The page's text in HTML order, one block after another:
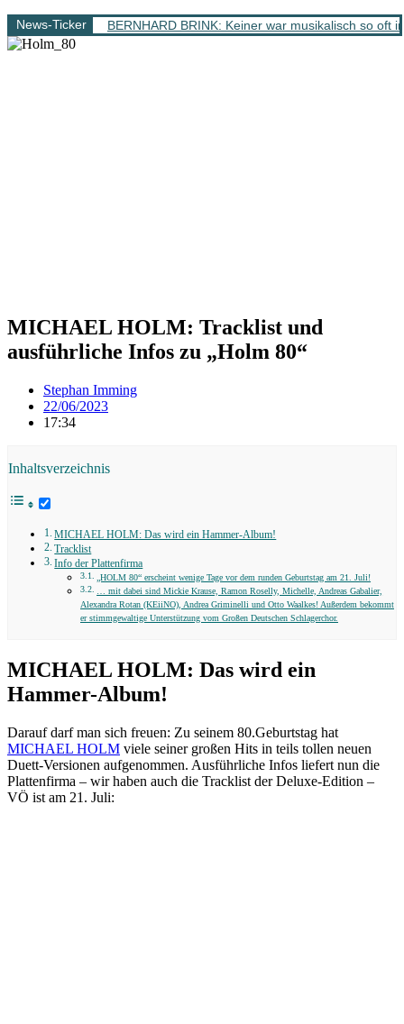
News-Ticker BERNHARD BRINK: Keiner war musikalisch so oft
MICHAEL HOLM: Tracklist und
ausführliche Infos zu „Holm 80“
Stephan Imming
22/06/2023
17:34
Inhaltsverzeichnis
MICHAEL HOLM: Das wird ein Hammer-Album!
Tracklist
Info der Plattenfirma
„HOLM 80“ erscheint wenige Tage vor dem runden Geburtstag am 21. Juli!
… mit dabei sind Mickie Krause, Ramon Roselly, Michelle, Andreas Gabalier,
Alexandra Rotan (KEiiNO), Andrea Griminelli und Otto Waalkes! Außerdem bekommt
er stimmgewaltige Unterstützung vom Großen Deutschen Schlagerchor.
MICHAEL HOLM: Das wird ein
Hammer-Album!
Darauf darf man sich freuen: Zu seinem 80.Geburtstag hat
MICHAEL HOLM viele seiner großen Hits in teils tollen neuen
Duett-Versionen aufgenommen. Ausführliche Infos liefert nun die
Plattenfirma – wir haben auch die Tracklist der Deluxe-Edition –
VÖ ist am 21. Juli: